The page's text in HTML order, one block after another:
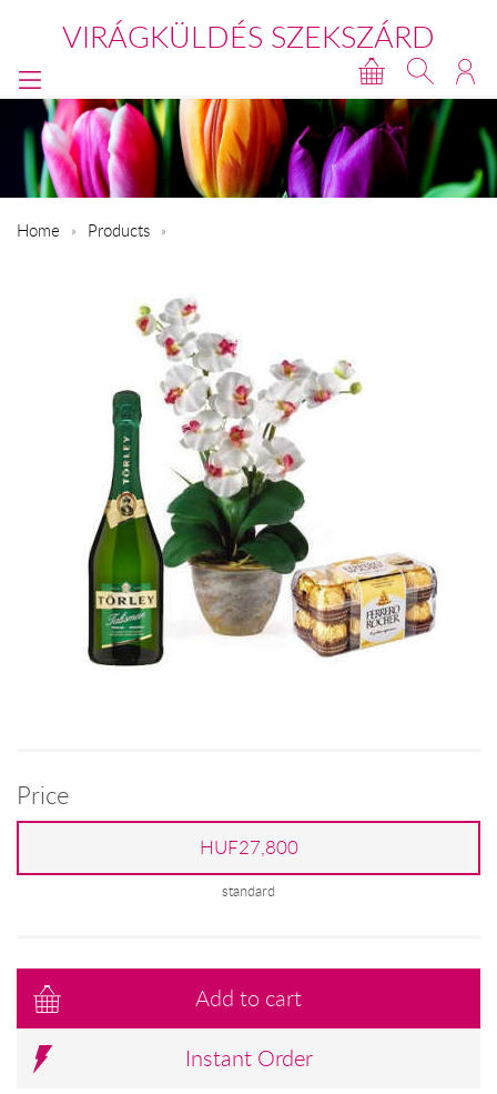
VIRÁGKÜLDÉS SZEKSZÁRD
Home Products
Price
HUF27,800
standard
Add to cart
Instant Order